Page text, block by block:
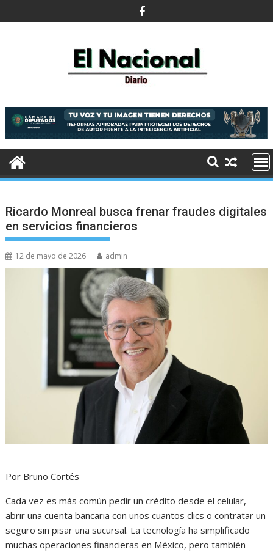
al
Ricardo Monreal busca frenar fraudes digitales
en servicios financieros
12 de mayo de 2026 admin
Por Bruno Cortés
Cada vez es más común pedir un crédito desde el celular,
abrir una cuenta bancaria con unos cuantos clics o contratar un
seguro sin pisar una sucursal. La tecnología ha simplificado
muchas operaciones financieras en México, pero también